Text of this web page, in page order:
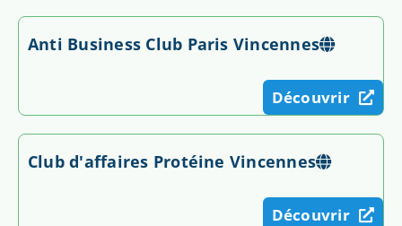
Anti Business Club Paris Vincennes
Découvrir
Club d'affaires Protéine Vincennes
Découvrir